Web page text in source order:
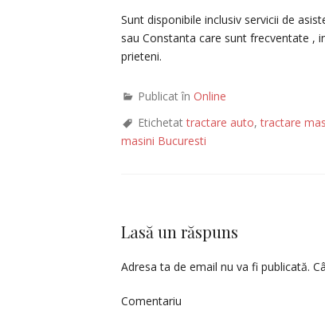
Sunt disponibile inclusiv servicii de
sau Constanta care sunt frecventate ,
prieteni.
Publicat în Online
Etichetattractare auto,tractare
masini Bucuresti
Lasă un răspuns
Adresa ta de email nu va fi publicată.
Comentariu